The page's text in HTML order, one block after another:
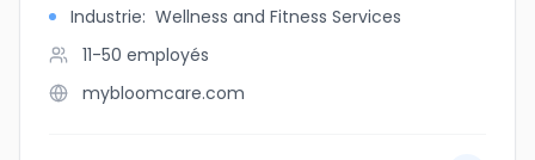
Industrie: Wellness and Fitness Services
11-50 employés
mybloomcare.com